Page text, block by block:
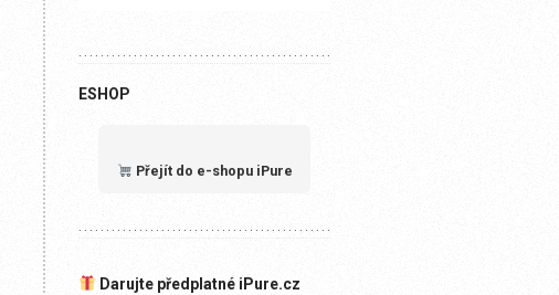
ESHOP
Přejít do e-shopu iPure
Darujte předplatné iPure.cz